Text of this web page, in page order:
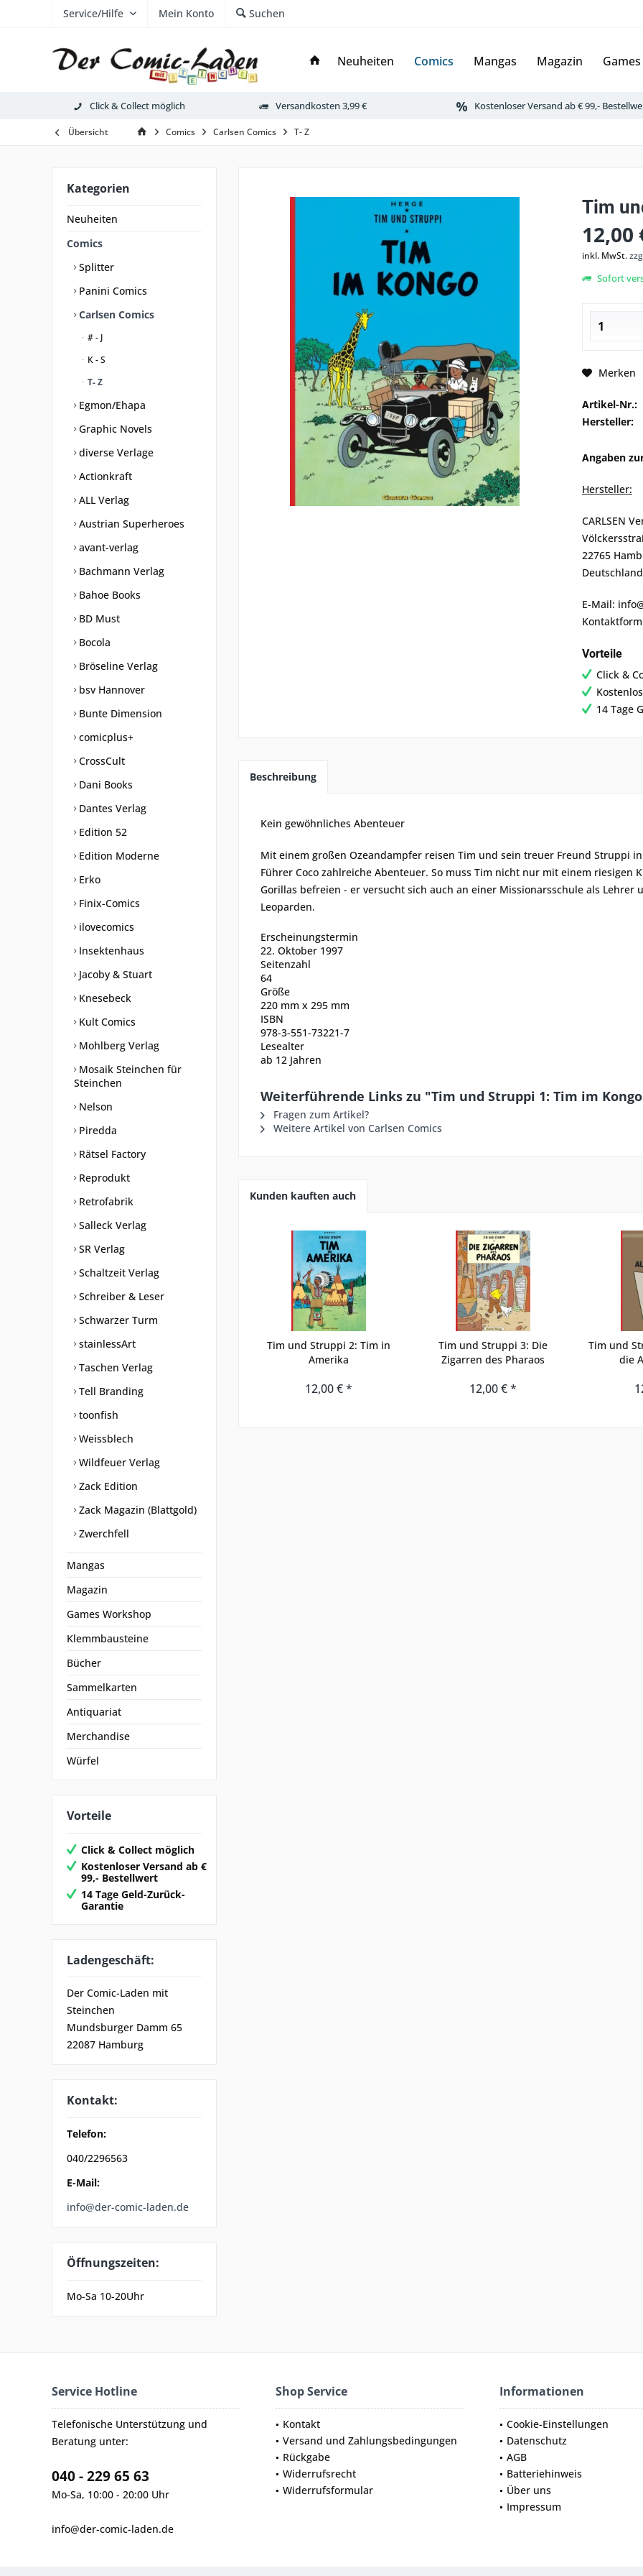
Service/Hilfe Mein Konto Suchen
Neuheiten Comics Mangas Magazin
Click & Collect möglich Versandkosten 3,99 € Kostenloser Versand ab € 99,-
Übersicht Comics Carlsen Comics T- Z
Kategorien
Neuheiten
Comics
Splitter
Panini Comics
Carlsen Comics
# - J
K - S
T- Z
Egmon/Ehapa
Graphic Novels
diverse Verlage
Actionkraft
ALL Verlag
Austrian Superheroes
avant-verlag
Bachmann Verlag
Bahoe Books
BD Must
Bocola
Bröseline Verlag
bsv Hannover
Bunte Dimension
comicplus+
CrossCult
Dani Books
Dantes Verlag
Edition 52
Edition Moderne
Erko
Finix-Comics
ilovecomics
Insektenhaus
Jacoby & Stuart
Knesebeck
Kult Comics
Mohlberg Verlag
Mosaik Steinchen für
Steinchen
Nelson
Piredda
Rätsel Factory
Reprodukt
Retrofabrik
Salleck Verlag
SR Verlag
Schaltzeit Verlag
Schreiber & Leser
Schwarzer Turm
stainlessArt
Taschen Verlag
Tell Branding
toonfish
Weissblech
Wildfeuer Verlag
Zack Edition
Zack Magazin (Blattgold)
Zwerchfell
Mangas
Magazin
Games Workshop
Klemmbausteine
Bücher
Sammelkarten
Antiquariat
Merchandise
Würfel
Vorteile
Click & Collect möglich
Kostenloser Versand ab €
99,- Bestellwert
14 Tage Geld-Zurück-
Garantie
Ladengeschäft:
Der Comic-Laden mit
Steinchen
Mundsburger Damm 65
22087 Hamburg
Kontakt:
Telefon:
040/2296563
E-Mail:
info@der-comic-laden.de
Öffnungszeiten:
Mo-Sa 10-20Uhr
Tim
12,00
inkl. MwSt.
Sofort
Merken
Artikel-Nr.:
Hersteller:
Angaben
Hersteller:
CARLSEN
22765
Deutschland
E-Mail:
Vorteile
Click &
14 Tage
Beschreibung
Kein gewöhnliches Abenteuer
Mit einem großen Ozeandampfer reisen Tim und sein treuer Freund Struppi
Führer Coco zahlreiche Abenteuer. So muss Tim nicht nur mit einem
Gorillas befreien - er versucht sich auch an einer Missionarsschule als
Leoparden.
Erscheinungstermin
22. Oktober 1997
Seitenzahl
64
Größe
220 mm x 295 mm
ISBN
978-3-551-73221-7
Lesealter
ab 12 Jahren
Weiterführende Links zu "Tim und Struppi 1: Tim im
Fragen zum Artikel?
Weitere Artikel von Carlsen Comics
Kunden kauften auch
Tim und Struppi 2: Tim in
Amerika
12,00 € *
Tim und Struppi 3: Die
Zigarren des Pharaos
12,00 € *
Tim und
die
Service Hotline
Telefonische Unterstützung und
Beratung unter:
040 - 229 65 63
Mo-Sa, 10:00 - 20:00 Uhr
info@der-comic-laden.de
Shop Service
Kontakt
Versand und Zahlungsbedingungen
Rückgabe
Widerrufsrecht
Widerrufsformular
Informationen
Cookie-Einstellungen
Datenschutz
AGB
Batteriehinweis
Über uns
Impressum